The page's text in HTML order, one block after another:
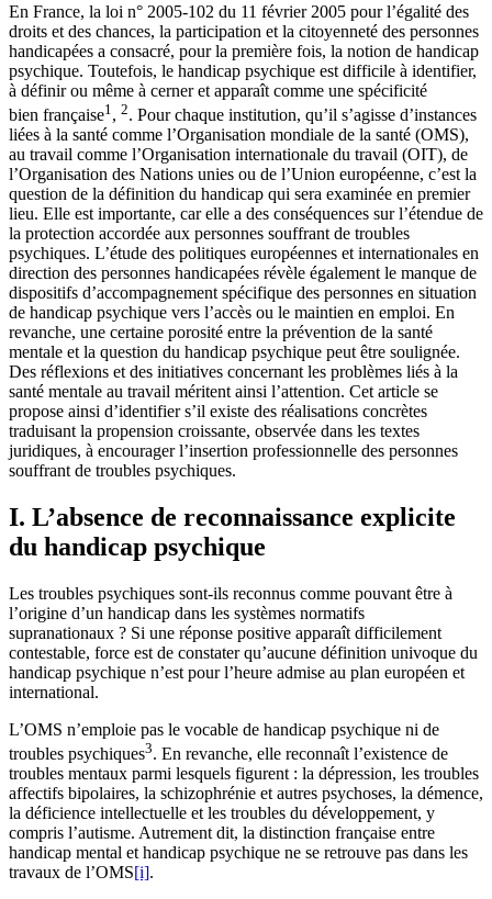
En France, la loi n° 2005-102 du 11 février 2005 pour l’égalité des
droits et des chances, la participation et la citoyenneté des personnes
handicapées a consacré, pour la première fois, la notion de handicap
psychique. Toutefois, le handicap psychique est difficile à identifier,
à définir ou même à cerner et apparaît comme une spécificité
bien française1 , 2. Pour chaque institution, qu’il s’agisse d’instances
liées à la santé comme l’Organisation mondiale de la santé (OMS),
au travail comme l’Organisation internationale du travail (OIT), de
l’Organisation des Nations unies ou de l’Union européenne, c’est la
question de la définition du handicap qui sera examinée en premier
lieu. Elle est importante, car elle a des conséquences sur l’étendue de
la protection accordée aux personnes souffrant de troubles
psychiques. L’étude des politiques européennes et internationales en
direction des personnes handicapées révèle également le manque de
dispositifs d’accompagnement spécifique des personnes en situation
de handicap psychique vers l’accès ou le maintien en emploi. En
revanche, une certaine porosité entre la prévention de la santé
mentale et la question du handicap psychique peut être soulignée.
Des réflexions et des initiatives concernant les problèmes liés à la
santé mentale au travail méritent ainsi l’attention. Cet article se
propose ainsi d’identifier s’il existe des réalisations concrètes
traduisant la propension croissante, observée dans les textes
juridiques, à encourager l’insertion professionnelle des personnes
souffrant de troubles psychiques.
I. L’absence de reconnaissance explicite
du handicap psychique
Les troubles psychiques sont-ils reconnus comme pouvant être à
l’origine d’un handicap dans les systèmes normatifs
supranationaux ? Si une réponse positive apparaît difficilement
contestable, force est de constater qu’aucune définition univoque du
handicap psychique n’est pour l’heure admise au plan européen et
international.
L’OMS n’emploie pas le vocable de handicap psychique ni de
troubles psychiques3. En revanche, elle reconnaît l’existence de
troubles mentaux parmi lesquels figurent : la dépression, les troubles
affectifs bipolaires, la schizophrénie et autres psychoses, la démence,
la déficience intellectuelle et les troubles du développement, y
compris l’autisme. Autrement dit, la distinction française entre
handicap mental et handicap psychique ne se retrouve pas dans les
travaux de l’OMS[i].